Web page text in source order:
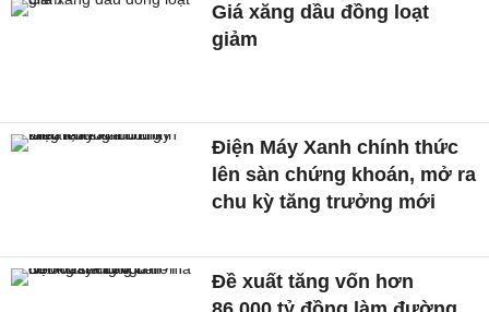
Giá xăng dầu đồng loạt
giảm
Điện Máy Xanh chính thức
lên sàn chứng khoán, mở ra
chu kỳ tăng trưởng mới
Đề xuất tăng vốn hơn